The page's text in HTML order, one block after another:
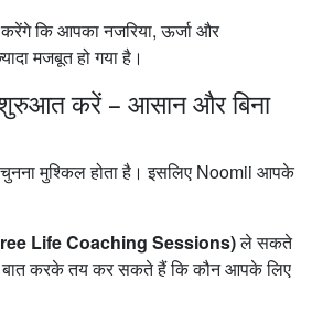
कि आपका नजरिया, ऊर्जा और
मजबूत हो गया है।
करें – आसान और बिना
मुश्किल होता है। इसलिए Noomii आपके
Life Coaching Sessions)ले सकते
करके तय कर सकते हैं कि कौन आपके लिए